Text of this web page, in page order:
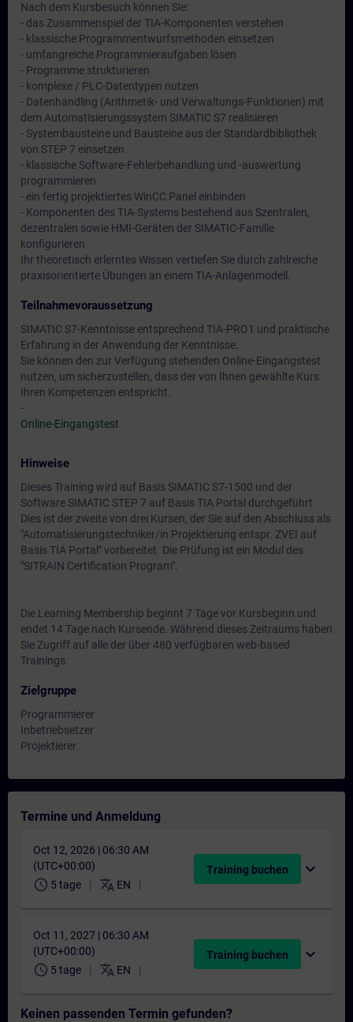
Nach dem Kursbesuch können Sie:
- das Zusammenspiel der TIA-Komponenten verstehen
- klassische Programmentwurfsmethoden einsetzen
- umfangreiche Programmieraufgaben lösen
- Programme strukturieren
- komplexe / PLC-Datentypen nutzen
- Datenhandling (Arithmetik- und Verwaltungs-Funktionen) mit
dem Automatisierungssystem SIMATIC S7 realisieren
- Systembausteine und Bausteine aus der Standardbibliothek
von STEP 7 einsetzen
- klassische Software-Fehlerbehandlung und -auswertung
programmieren
- ein fertig projektiertes WinCC Panel einbinden
- Komponenten des TIA-Systems bestehend aus Szentralen,
dezentralen sowie HMI-Geräten der SIMATIC-Familie
konfigurieren
Ihr theoretisch erlerntes Wissen vertiefen Sie durch zahlreiche
praxisorientierte Übungen an einem TIA-Anlagenmodell.
Teilnahmevoraussetzung
SIMATIC S7-Kenntnisse entsprechend TIA-PRO1 und praktische
Erfahrung in der Anwendung der Kenntnisse.
Sie können den zur Verfügung stehenden Online-Eingangstest
nutzen, um sicherzustellen, dass der von Ihnen gewählte Kurs
Ihren Kompetenzen entspricht.
-
Online-Eingangstest
Hinweise
Dieses Training wird auf Basis SIMATIC S7-1500 und der
Software SIMATIC STEP 7 auf Basis TIA Portal durchgeführt.
Dies ist der zweite von drei Kursen, der Sie auf den Abschluss als
"Automatisierungstechniker/in Projektierung entspr. ZVEI auf
Basis TIA Portal" vorbereitet. Die Prüfung ist ein Modul des
"SITRAIN Certification Program".
Die Learning Membership beginnt 7 Tage vor Kursbeginn und
endet 14 Tage nach Kursende. Während dieses Zeitraums haben
Sie Zugriff auf alle der über 480 verfügbaren web-based
Trainings.
Zielgruppe
Programmierer
Inbetriebsetzer
Projektierer
Termine und Anmeldung
Oct 12, 2026 | 06:30 AM
(UTC+00:00)
schedule 5 tage translate EN
Training buchen expand_more
Oct 11, 2027 | 06:30 AM
(UTC+00:00)
schedule 5 tage translate EN
Training buchen expand_more
Keinen passenden Termin gefunden?